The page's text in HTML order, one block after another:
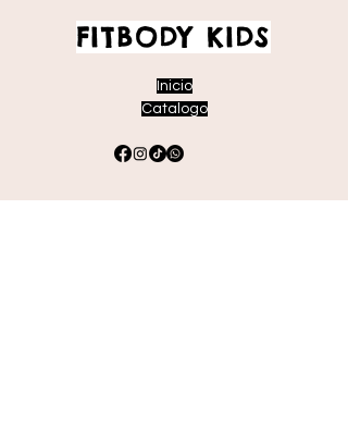
FITBODY KIDS
Inicio
Catalogo